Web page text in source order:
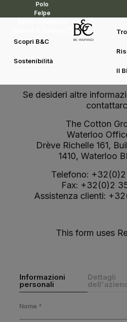
Polo
Felpe
Scopri B&C
Sostenibilità
Il
Se desideri altre
The Cotton
Waterloo
Drève Richelle 161,
1410, Waterloo
Telefono: +32(0)2
Fax: +32(0)2
Assistenza clienti:
This form uses
Informazioni
personali
Dettagli
Nome *